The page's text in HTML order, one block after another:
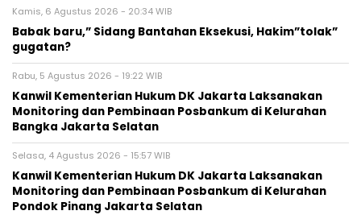
Kamis, 6 Agustus 2026 - 20:34 WIB
Babak baru,” Sidang Bantahan Eksekusi, Hakim”tolak”
gugatan?
Rabu, 5 Agustus 2026 - 19:22 WIB
Kanwil Kementerian Hukum DK Jakarta Laksanakan
Monitoring dan Pembinaan Posbankum di Kelurahan
Bangka Jakarta Selatan
Selasa, 4 Agustus 2026 - 15:57 WIB
Kanwil Kementerian Hukum DK Jakarta Laksanakan
Monitoring dan Pembinaan Posbankum di Kelurahan
Pondok Pinang Jakarta Selatan